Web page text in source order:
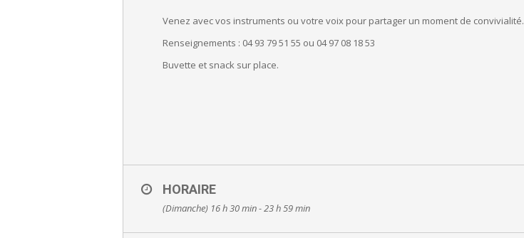
Venez avec vos instruments ou votre voix pour partager un moment de convivialité.
Renseignements : 04 93 79 51 55 ou 04 97 08 18 53
Buvette et snack sur place.
HORAIRE
(Dimanche) 16 h 30 min - 23 h 59 min